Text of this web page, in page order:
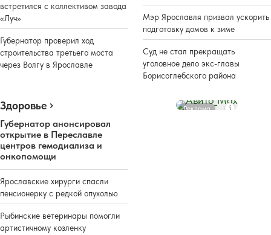
встретился с коллективом завода
«Луч»
Губернатор проверил ход
строительства третьего моста
через Волгу в Ярославле
Мэр Ярославля призвал ускорить
подготовку домов к зиме
Суд не стал прекращать
уголовное дело экс-главы
Борисоглебского района
Здоровье
Губернатор анонсировал
открытие в Переславле
центров гемодиализа и
онкопомощи
Ярославские хирурги спасли
пенсионерку с редкой опухолью
Рыбинские ветеринары помогли
артистичному козленку
Реклама